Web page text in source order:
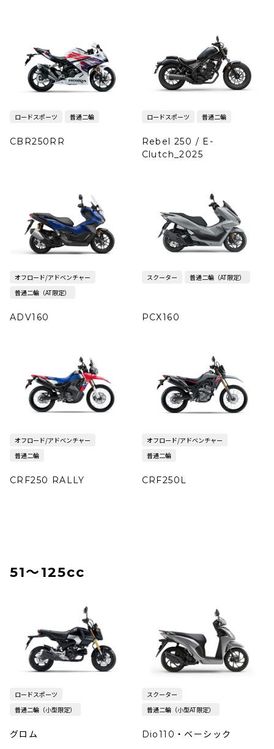
ロードスポーツ 普通二輪
CBR250RR
ロードスポーツ 普通二輪
Rebel 250 / E-
Clutch_2025
オフロード/アドベンチャー
普通二輪（AT限定）
ADV160
スクーター 普通二輪（AT限定）
PCX160
オフロード/アドベンチャー
普通二輪
CRF250 RALLY
オフロード/アドベンチャー
普通二輪
CRF250L
51〜125cc
ロードスポーツ
普通二輪（小型限定）
グロム
スクーター
普通二輪（小型AT限定）
Dio110・ベーシック